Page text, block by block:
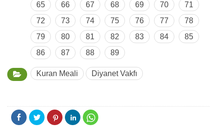
65
66 67 68 69 70
71
72
73 74 75 76 77
78
79
80 81 82 83 84
85
86
87 88 89
Kuran Meali Diyanet Vakfı